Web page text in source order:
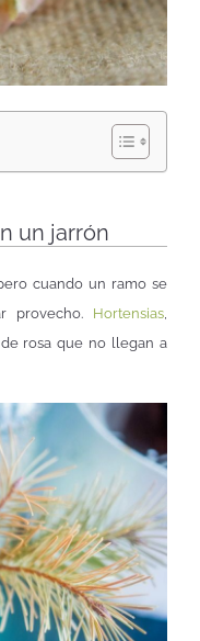
un jarrón
cuando un ramo se
provecho. Hortensias
rosa que no llegan a